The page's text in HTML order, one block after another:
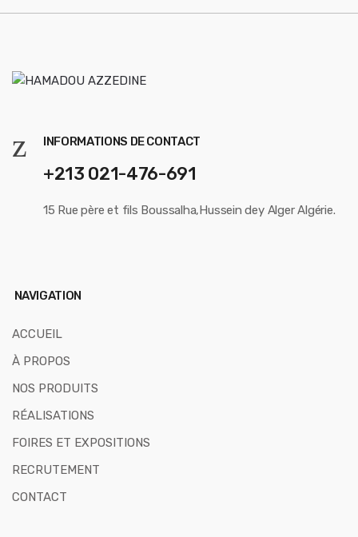
o
s
INFORMATIONS DE CONTACT
+213 021-476-691
15 Rue père et fils Boussalha,Hussein dey Alger Algérie.
NAVIGATION
ACCUEIL
À PROPOS
NOS PRODUITS
RÉALISATIONS
FOIRES ET EXPOSITIONS
RECRUTEMENT
CONTACT